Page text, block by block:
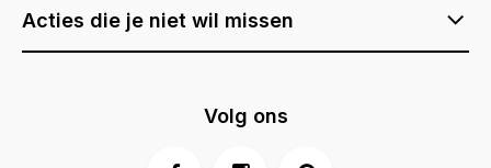
Acties die je niet wil missen
Volg ons